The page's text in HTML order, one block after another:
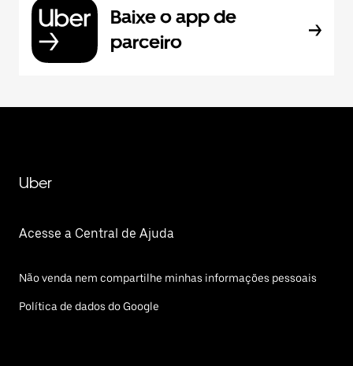
Baixe o app de
parceiro
Uber
Acesse a Central de Ajuda
Não venda nem compartilhe minhas informações pessoais
Política de dados do Google